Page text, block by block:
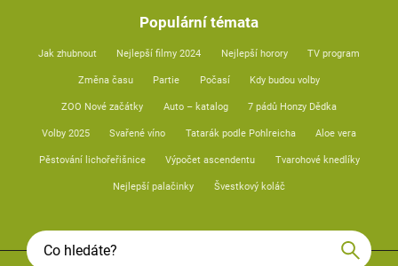
Populární témata
Jak zhubnout Nejlepší filmy 2024 Nejlepší horory TV program
Změna času Partie Počasí Kdy budou volby
ZOO Nové začátky Auto – katalog 7 pádů Honzy Dědka
Volby 2025 Svařené víno Tatarák podle Pohlreicha Aloe vera
Pěstování lichořeřišnice Výpočet ascendentu Tvarohové knedlíky
Nejlepší palačinky Švestkový koláč